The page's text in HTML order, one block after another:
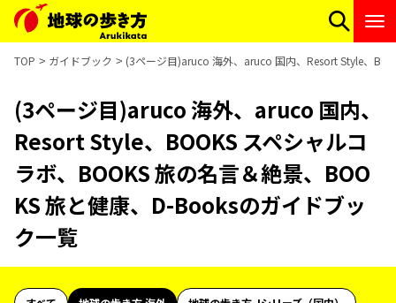
TOP ガイドブック (3ページ目)aruco 海外、aruco 国内、Resort Style、
(3ページ目)aruco 海外、aruco 国内、
Resort Style、BOOKS スペシャルコ
ラボ、BOOKS 旅の名言＆絶景、BOO
KS 旅と健康、D-Booksのガイドブッ
ク一覧